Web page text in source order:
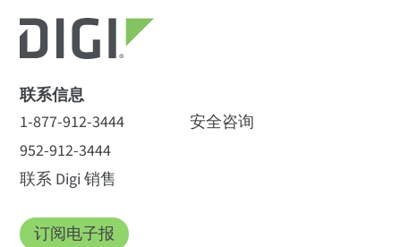
联系信息
1-877-912-3444
952-912-3444
联系 Digi 销售
安全咨询
订阅电子报